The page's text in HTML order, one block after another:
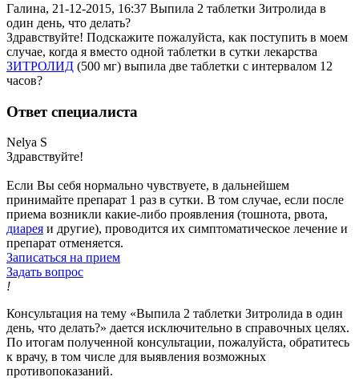
Галина, 21-12-2015, 16:37 Выпила 2 таблетки Зитролида в
один день, что делать?
Здравствуйте! Подскажите пожалуйста, как поступить в моем
случае, когда я вместо одной таблетки в сутки лекарства
ЗИТРОЛИД (500 мг) выпила две таблетки с интервалом 12
часов?
Ответ специалиста
Nelya S
Здравствуйте!
Если Вы себя нормально чувствуете, в дальнейшем
принимайте препарат 1 раз в сутки. В том случае, если после
приема возникли какие-либо проявления (тошнота, рвота,
диарея и другие), проводится их симптоматическое лечение и
препарат отменяется.
Записаться на прием
Задать вопрос
!
Консультация на тему «Выпила 2 таблетки Зитролида в один
день, что делать?» дается исключительно в справочных целях.
По итогам полученной консультации, пожалуйста, обратитесь
к врачу, в том числе для выявления возможных
противопоказаний.